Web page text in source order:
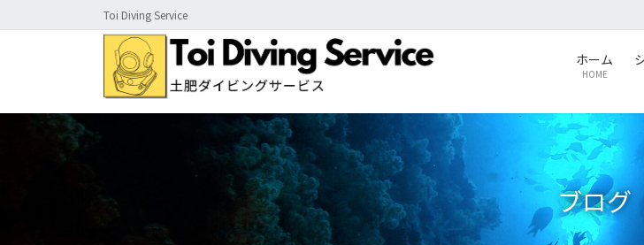
ン
に
ビ
ョ
Toi Diving Service
ホーム
HOME
ブログ